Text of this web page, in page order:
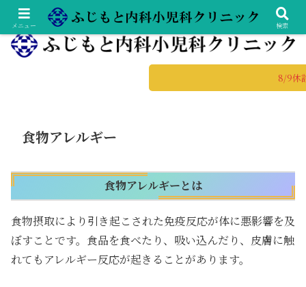
土日診療の総合内科専門医・小児科専門医
食物アレルギー
食物アレルギーとは
食物摂取により引き起こされた免疫反応が体に悪影響を及
ぼすことです。食品を食べたり、吸い込んだり、皮膚に触
れてもアレルギー反応が起きることがあります。
メニュー 検索